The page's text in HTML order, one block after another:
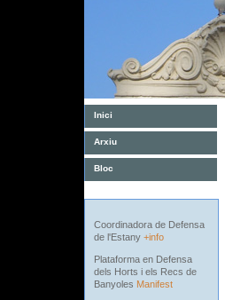
Inici
Arxiu
Bloc
Coordinadora de Defensa
de l'Estany +info
Plataforma en Defensa
dels Horts i els Recs de
Banyoles Manifest